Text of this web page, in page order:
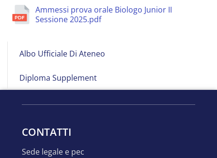
Albo
Albo Ufficiale Di Ateneo
Diploma Supplement
Ammessi prova orale Biologo Junior II
Sessione 2025.pdf
CONTATTI
sede legale e pec